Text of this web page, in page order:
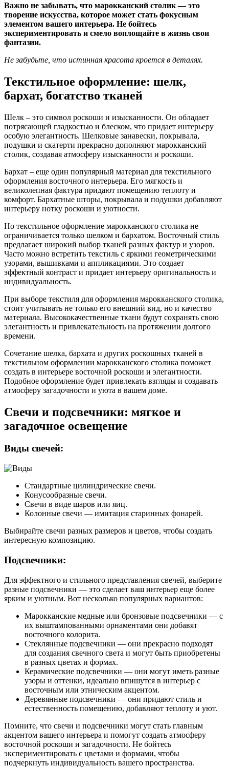
Важно не забывать, что марокканский столик — это
творение искусства, которое может стать фокусным
элементом вашего интерьера. Не бойтесь
экспериментировать и смело воплощайте в жизнь свои
фантазии.
Не забудьте, что истинная красота кроется в деталях.
Текстильное оформление: шелк,
бархат, богатство тканей
Шелк – это символ роскоши и изысканности. Он обладает
потрясающей гладкостью и блеском, что придает интерьеру
особую элегантность. Шелковые занавески, покрывала,
подушки и скатерти прекрасно дополняют марокканский
столик, создавая атмосферу изысканности и роскоши.
Бархат – еще один популярный материал для текстильного
оформления восточного интерьера. Его мягкость и
великолепная фактура придают помещению теплоту и
комфорт. Бархатные шторы, покрывала и подушки добавляют
интерьеру нотку роскоши и уютности.
Но текстильное оформление марокканского столика не
ограничивается только шелком и бархатом. Восточный стиль
предлагает широкий выбор тканей разных фактур и узоров.
Часто можно встретить текстиль с яркими геометрическими
узорами, вышивками и аппликациями. Это создает
эффектный контраст и придает интерьеру оригинальность и
индивидуальность.
При выборе текстиля для оформления марокканского столика,
стоит учитывать не только его внешний вид, но и качество
материала. Высококачественные ткани будут сохранять свою
элегантность и привлекательность на протяжении долгого
времени.
Сочетание шелка, бархата и других роскошных тканей в
текстильном оформлении марокканского столика поможет
создать в интерьере восточной роскоши и элегантности.
Подобное оформление будет привлекать взгляды и создавать
атмосферу загадочности и уюта в вашем доме.
Свечи и подсвечники: мягкое и
загадочное освещение
Виды свечей:
Стандартные цилиндрические свечи.
Конусообразные свечи.
Свечи в виде шаров или яиц.
Колонные свечи — имитация старинных фонарей.
Выбирайте свечи разных размеров и цветов, чтобы создать
интересную композицию.
Подсвечники:
Для эффектного и стильного представления свечей, выберите
разные подсвечники — это сделает ваш интерьер еще более
ярким и уютным. Вот несколько популярных вариантов:
Марокканские медные или бронзовые подсвечники — с
их выштампованными орнаментами они добавят
восточного колорита.
Стеклянные подсвечники — они прекрасно подходят
для создания свечного света и могут быть приобретены
в разных цветах и формах.
Керамические подсвечники — они могут иметь разные
узоры и оттенки, идеально впишутся в интерьер с
восточным или этническим акцентом.
Деревянные подсвечники — они придают стиль и
естественность помещению, добавляют теплоту и уют.
Помните, что свечи и подсвечники могут стать главным
акцентом вашего интерьера и помогут создать атмосферу
восточной роскоши и загадочности. Не бойтесь
экспериментировать с цветами и формами, чтобы
подчеркнуть индивидуальность вашего пространства.